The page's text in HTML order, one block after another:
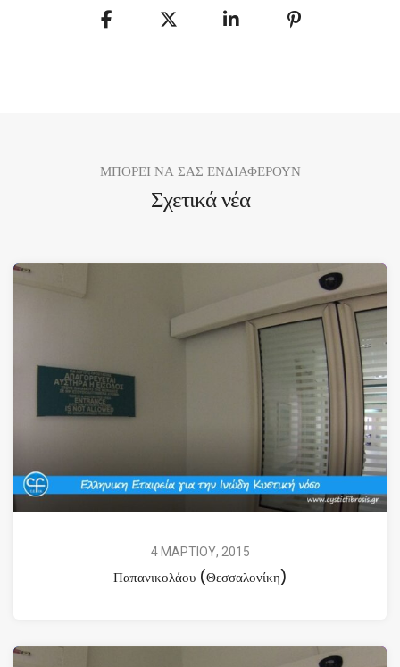
ΜΠΟΡΕΙ ΝΑ ΣΑΣ ΕΝΔΙΑΦΕΡΟΥΝ
Σχετικά νέα
4 ΜΑΡΤΙΟΥ, 2015
Παπανικολάου (Θεσσαλονίκη)